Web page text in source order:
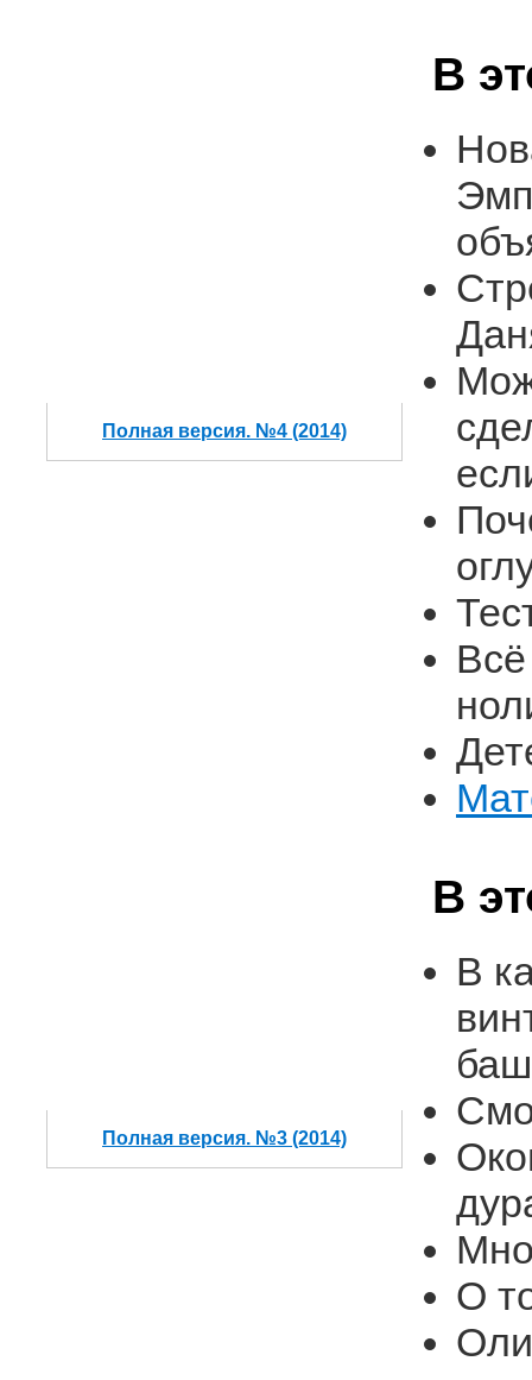
Полная версия. №4 (2014)
В
Полная версия. №3 (2014)
В
В
О